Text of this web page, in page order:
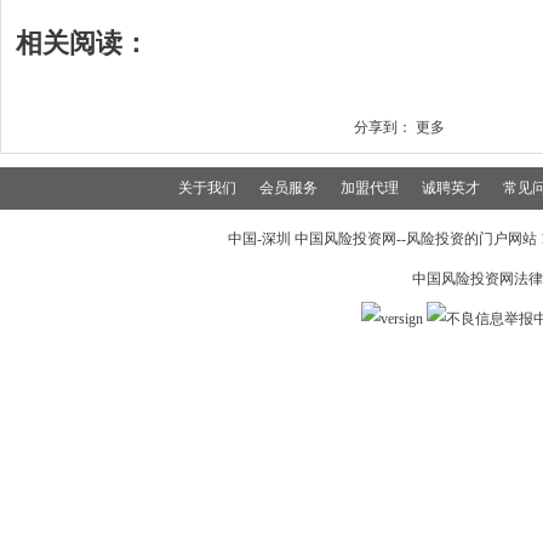
相关阅读：
分享到： 更多
关于我们 会员服务 加盟代理 诚聘英才 常见
中国-深圳 中国风险投资网--风险投资的门户网
中国风险投资网法